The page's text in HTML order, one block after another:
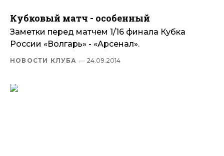
Кубковый матч - особенный
Заметки перед матчем 1/16 финала Кубка
России «Волгарь» - «Арсенал».
НОВОСТИ КЛУБА — 24.09.2014